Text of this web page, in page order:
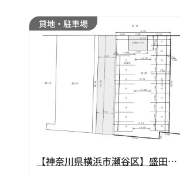
貸地・駐車場
【神奈川県横浜市瀬谷区】盛田屋倉庫五貫目駐車場